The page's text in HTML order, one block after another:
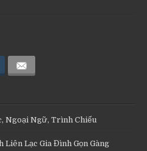
Ngoại Ngữ, Trình Chiếu
Liên Lạc Gia Đình Gọn Gàng